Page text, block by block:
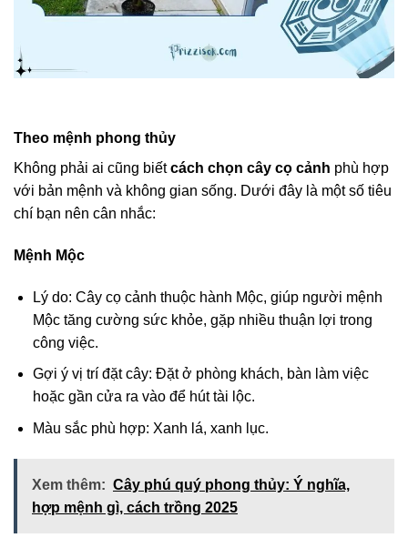
Theo mệnh phong thủy
Không phải ai cũng biếtcách chọn cây cọ cảnh phù hợp
với bản mệnh và không gian sống. Dưới đây là một số tiêu
chí bạn nên cân nhắc:
Mệnh Mộc
Lý do: Cây cọ cảnh thuộc hành Mộc, giúp người mệnh
Mộc tăng cường sức khỏe, gặp nhiều thuận lợi trong
công việc.
Gợi ý vị trí đặt cây: Đặt ở phòng khách, bàn làm việc
hoặc gần cửa ra vào để hút tài lộc.
Màu sắc phù hợp: Xanh lá, xanh lục.
Xem thêm: Cây phú quý phong thủy: Ý nghĩa,
hợp mệnh gì, cách trồng 2025